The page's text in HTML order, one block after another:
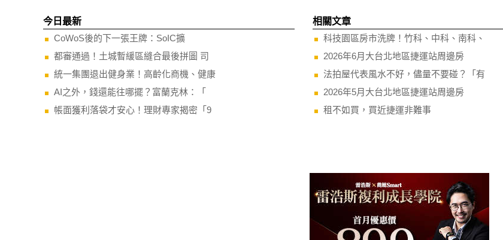
今日最新
CoWoS後的下一張王牌：SoIC擴
都審通過！土城暫緩區縫合最後拼圖 司
統一集團退出健身業！高齡化商機、健康
AI之外，錢還能往哪擺？富蘭克林：「
帳面獲利落袋才安心！理財專家揭密「9
相關文章
科技園區房市洗牌！竹科、中科、南科、
2026年6月大台北地區捷運站周邊房
法拍屋代表風水不好，儘量不要碰？「有
2026年5月大台北地區捷運站周邊房
租不如買，買近捷運非難事